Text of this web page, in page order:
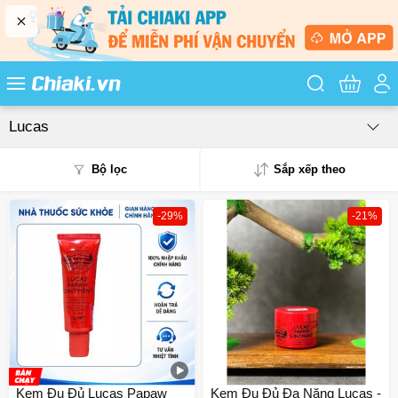
Tìm kiếm
Lucas
Bộ lọc Sắp xếp theo
Phổ biến
Mua nhiều
Mới nhất
Giá từ thấp - cao
Giá từ cao - thấp
-29%
Kem Đu Đủ Lucas Papaw
-21%
Kem Đu Đủ Đa Năng Lucas -